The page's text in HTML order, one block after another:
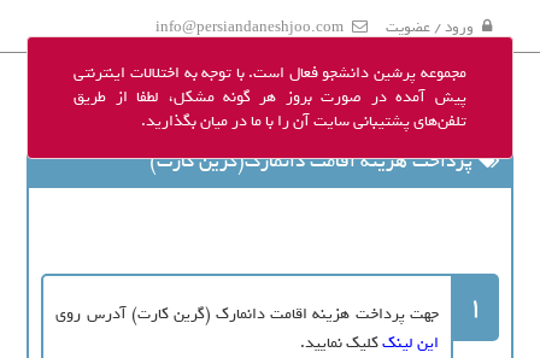
مجموعه پرشین دانشجو فعال است. با توجه به اختلالات اینترنتی
پیش آمده در صورت بروز هر گونه مشکل، لطفا از طریق
تلفن‌های پشتیبانی سایت آن را با ما در میان بگذارید.
ورود / عضویت info@persiandaneshjoo.com
پرداخت هزینه اقامت دانمارک(گرین کارت)
1
جهت پرداخت هزینه اقامت دانمارک (گرین کارت) آدرس روی
این لینککلیک نمایید.